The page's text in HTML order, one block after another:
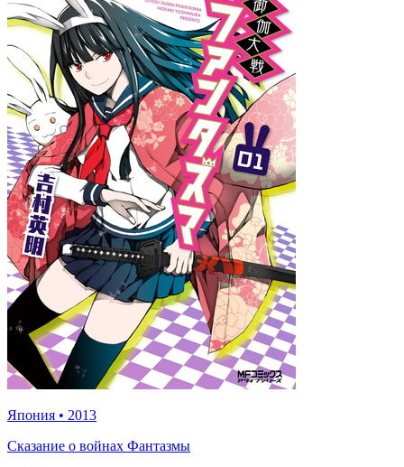
Япония • 2013
Сказание о войнах Фантазмы